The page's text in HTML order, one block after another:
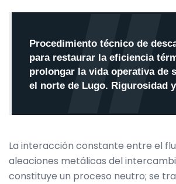
Procedimiento técnico de
para restaurar la eficiencia
prolongar la vida operativa de
el norte de Lugo. Rigurosidad
La interacción constante entre el
aleaciones metálicas del
constituye un proceso neutro; se